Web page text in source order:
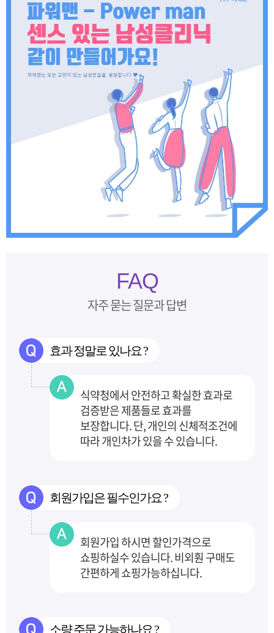
FAQ
자주 묻는 질문과 답변
효과 정말로 있나요 ?
식약청에서 안전하고 확실한 효과로
검증받은 제품들로 효과를
보장합니다.단, 개인의 신체적조건에
따라 개인차가 있을 수 있습니다.
회원가입은 필수인가요 ?
회원가입 하시면 할인가격으로
쇼핑하실수 있습니다. 비외훤 구매도
간편하게 쇼핑가능하십니다.
소량 주문 가능하나요 ?